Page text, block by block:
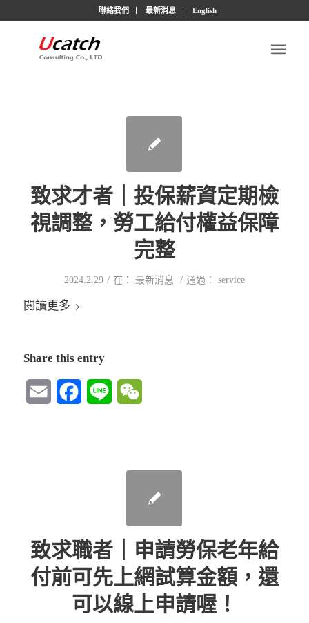
聯絡我們 最新消息 English
致求才者｜投保薪資定期檢
視調整，勞工給付權益保障
完整
2024.2.29 / 在： 最新消息 / 通過： service
閱讀更多
Share this entry
Email FacebookLine
致求職者｜申請勞保老年給
付前可先上網試算金額，還
可以線上申請喔！